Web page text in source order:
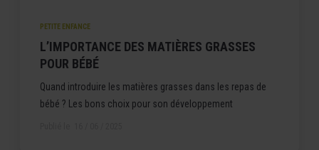
PETITE ENFANCE
L’IMPORTANCE DES MATIÈRES GRASSES
POUR BÉBÉ
Quand introduire les matières grasses dans les repas de
bébé ? Les bons choix pour son développement